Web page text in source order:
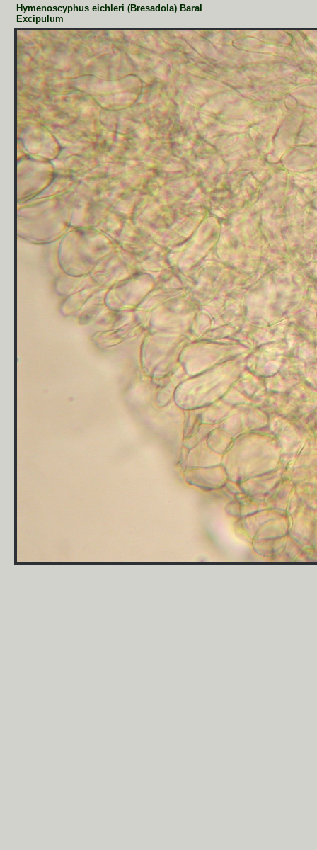
Hymenoscyphus eichleri (Bresadola) Baral
Excipulum